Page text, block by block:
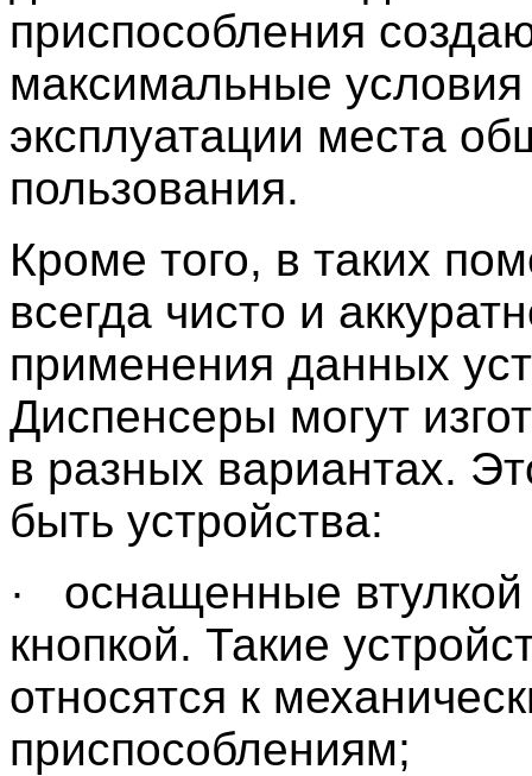
приспособления
максимальные
эксплуатации места
пользования.
Кроме того, в таких
всегда чисто и
применения данных
Диспенсеры могут
в разных вариантах.
быть устройства:
· оснащенные
кнопкой. Такие
относятся к
приспособлениям;